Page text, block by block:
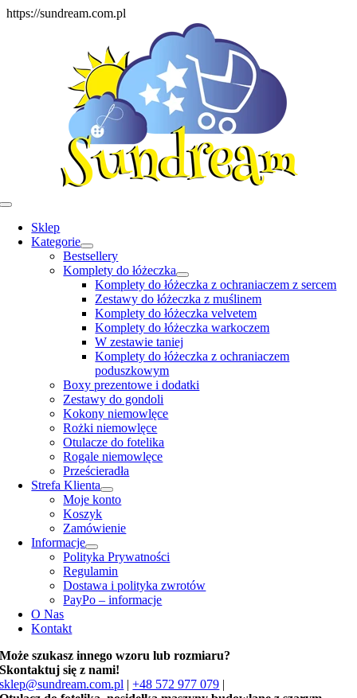
https://sundream.com.pl
content
Toggle
Navigation
Sklep
Kategorie
Bestsellery
Komplety do łóżeczka
Komplety do łóżeczka z ochraniaczem z sercem
Zestawy do łóżeczka z muślinem
Komplety do łóżeczka velvetem
Komplety do łóżeczka warkoczem
W zestawie taniej
Komplety do łóżeczka z ochraniaczem
poduszkowym
Boxy prezentowe i dodatki
Zestawy do gondoli
Kokony niemowlęce
Rożki niemowlęce
Otulacze do fotelika
Rogale niemowlęce
Prześcieradła
Strefa Klienta
Moje konto
Koszyk
Zamówienie
Informacje
Polityka Prywatności
Regulamin
Dostawa i polityka zwrotów
PayPo – informacje
O Nas
Kontakt
Może szukasz innego wzoru lub rozmiaru?
Skontaktuj się z nami!
sklep@sundream.com.pl |+48 572 977 079 |